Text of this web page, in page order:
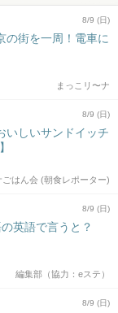
8/9 (日)
の街を一周！電車に
まっこリ〜ナ
8/9 (日)
いしいサンドイッチ
はん会 (朝食レポーター)
8/9 (日)
英語で言うと？
編集部（協力：eステ）
8/9 (日)